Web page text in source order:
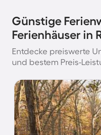
Günstige
Ferienhäuser in
Entdecke preiswerte
und bestem Preis-